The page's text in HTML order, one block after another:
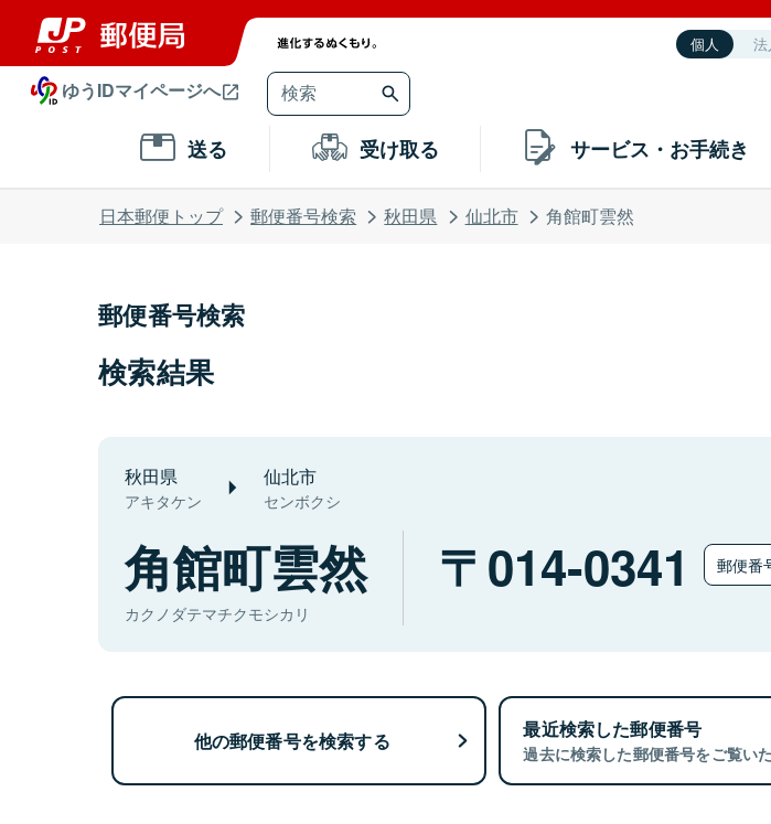
個人 法
ゆうIDマイページへ
送る 受け取る サービス・お手続き
日本郵便トップ 郵便番号検索 秋田県 仙北市 角館町雲然
郵便番号検索
検索結果
秋田県
アキタケン
仙北市
センボクシ
角館町雲然
カクノダテマチクモシカリ
014-0341 郵便番
他の郵便番号を検索する 最近検索した郵便番号
過去に検索した郵便番号をご覧いた